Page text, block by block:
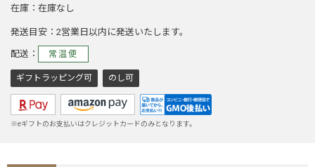
在庫 在庫なし
発送目安 2営業日以内に発送いたします。
配送 常温便
ギフトラッピング可 のし可
※eギフトのお支払いはクレジットカードのみとなります。